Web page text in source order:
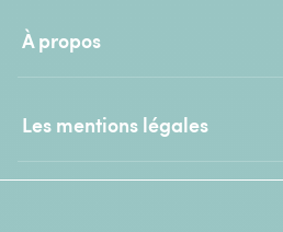
À propos
Les mentions légales